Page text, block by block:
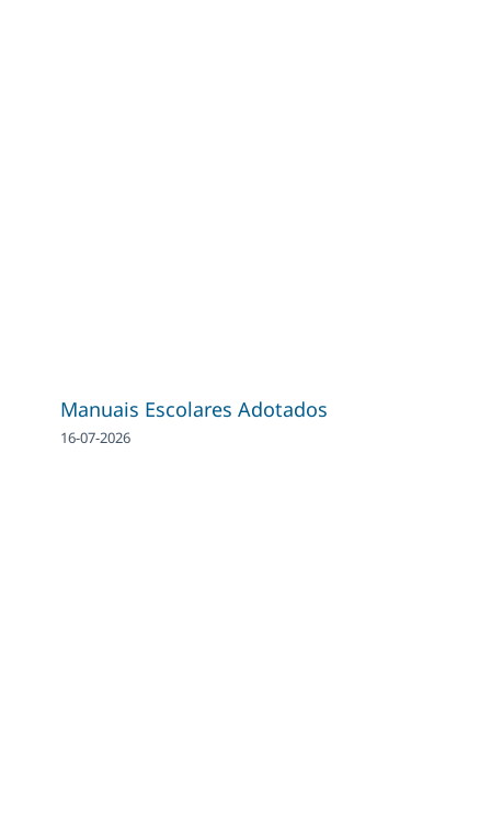
Manuais Escolares Adotados
16-07-2026